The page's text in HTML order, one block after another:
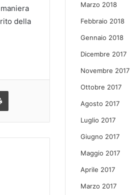
della
Print
Marzo 2018
Febbraio 2018
Gennaio 2018
Dicembre 2017
Novembre 2017
Ottobre 2017
Agosto 2017
Luglio 2017
Giugno 2017
Maggio 2017
Aprile 2017
Marzo 2017